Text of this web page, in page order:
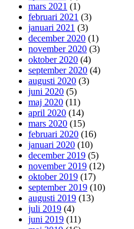
mars 2021 (1)
februari 2021 (3)
januari 2021 (3)
december 2020 (1)
november 2020 (3)
oktober 2020 (4)
september 2020 (4)
augusti 2020 (3)
juni 2020 (5)
maj 2020 (11)
april 2020 (14)
mars 2020 (15)
februari 2020 (16)
januari 2020 (10)
december 2019 (5)
november 2019 (12)
oktober 2019 (17)
september 2019 (10)
augusti 2019 (13)
juli 2019 (4)
juni 2019 (11)